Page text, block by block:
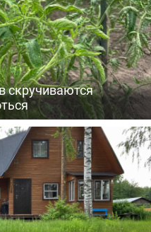
скручиваются